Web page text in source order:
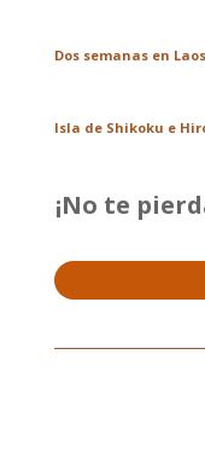
Dos semanas en Laos
Isla de Shikoku e
¡No te